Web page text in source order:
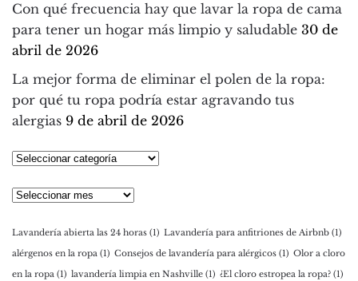
Con qué frecuencia hay que lavar la ropa de cama
para tener un hogar más limpio y saludable 30 de
abril de 2026
La mejor forma de eliminar el polen de la ropa:
por qué tu ropa podría estar agravando tus
alergias 9 de abril de 2026
Seleccionar
Archivos
Lavandería abierta las 24 horas (1) Lavandería para anfitriones de Airbnb (1)
alérgenos en la ropa (1) Consejos de lavandería para alérgicos (1) Olor a cloro
en la ropa (1) lavandería limpia en Nashville (1) ¿El cloro estropea la ropa? (1)